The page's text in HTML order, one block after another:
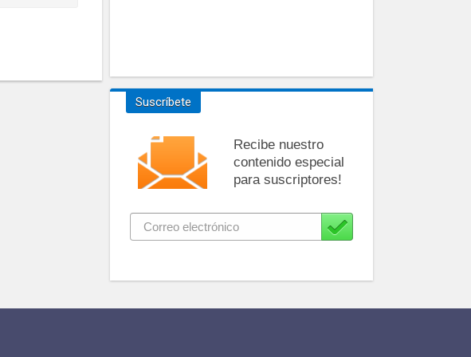
Suscríbete
Recibe nuestro
contenido especial
para suscriptores!